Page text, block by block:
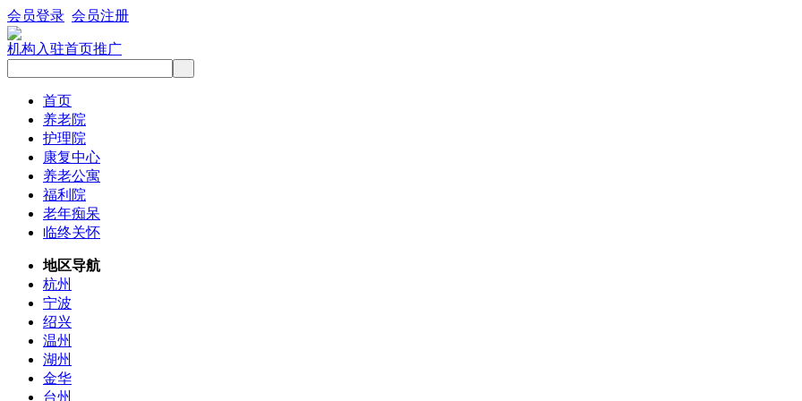
会员登录 会员注册
机构入驻首页推广
首页
养老院
护理院
康复中心
养老公寓
福利院
老年痴呆
临终关怀
地区导航
杭州
宁波
绍兴
温州
湖州
金华
台州